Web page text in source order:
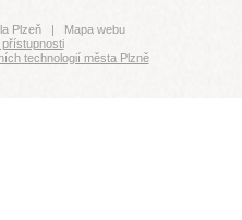
Plzeň |
Mapa webu
technologií města Plzně